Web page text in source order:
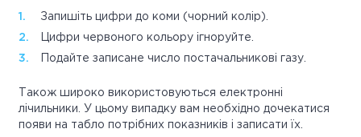
Запишіть цифри до коми (чорний колір).
Цифри червоного кольору ігноруйте.
Подайте записане число постачальникові газу.
Також широко використовуються електронні
лічильники. У цьому випадку вам необхідно дочекатися
появи на табло потрібних показників і записати їх.